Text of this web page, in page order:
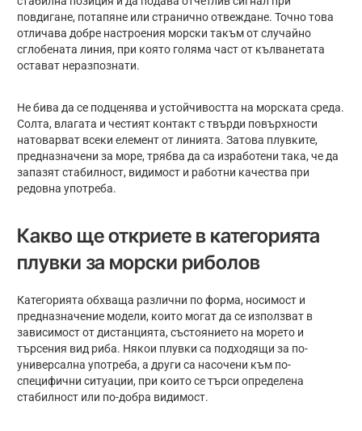
повдигане, потапяне или странично отвеждане. Точно това
отличава добре настроения морски такъм от случайно
сглобената линия, при която голяма част от кълванетата
остават неразпознати.
Не бива да се подценява и устойчивостта на морската среда.
Солта, влагата и честият контакт с твърди повърхности
натоварват всеки елемент от линията. Затова плувките,
предназначени за море, трябва да са изработени така, че да
запазят стабилност, видимост и работни качества при
редовна употреба.
Какво ще откриете в категорията
плувки за морски риболов
Категорията обхваща различни по форма, носимост и
предназначение модели, които могат да се използват в
зависимост от дистанцията, състоянието на морето и
търсения вид риба. Някои плувки са подходящи за по-
универсална употреба, а други са насочени към по-
специфични ситуации, при които се търси определена
стабилност или по-добра видимост.